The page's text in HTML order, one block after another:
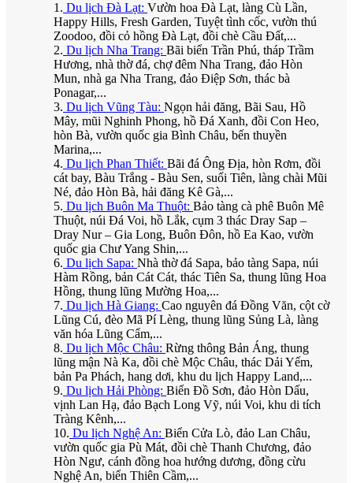
1. Du lịch Đà Lạt: Vườn hoa Đà Lạt, làng Cù Lần,
Happy Hills, Fresh Garden, Tuyệt tình cốc, vườn thú
Zoodoo, đồi cỏ hồng Đà Lạt, đồi chè Cầu Đất,...
2. Du lịch Nha Trang: Bãi biển Trần Phú, tháp Trầm
Hương, nhà thờ đá, chợ đêm Nha Trang, đảo Hòn
Mun, nhà ga Nha Trang, đảo Điệp Sơn, thác bà
Ponagar,...
3. Du lịch Vũng Tàu: Ngọn hải đăng, Bãi Sau, Hồ
Mây, mũi Nghinh Phong, hồ Đá Xanh, đồi Con Heo,
hòn Bà, vườn quốc gia Bình Châu, bến thuyền
Marina,...
4. Du lịch Phan Thiết: Bãi đá Ông Địa, hòn Rơm, đồi
cát bay, Bàu Trắng - Bàu Sen, suối Tiên, làng chài Mũi
Né, đảo Hòn Bà, hải đăng Kê Gà,...
5. Du lịch Buôn Ma Thuột: Bảo tàng cà phê Buôn Mê
Thuột, núi Đá Voi, hồ Lắk, cụm 3 thác Dray Sap –
Dray Nur – Gia Long, Buôn Đôn, hồ Ea Kao, vườn
quốc gia Chư Yang Shin,...
6. Du lịch Sapa: Nhà thờ đá Sapa, bảo tàng Sapa, núi
Hàm Rồng, bản Cát Cát, thác Tiên Sa, thung lũng Hoa
Hồng, thung lũng Mường Hoa,...
7. Du lịch Hà Giang: Cao nguyên đá Đồng Văn, cột cờ
Lũng Cú, đèo Mã Pí Lèng, thung lũng Sủng Là, làng
văn hóa Lũng Cẩm,...
8. Du lịch Mộc Châu: Rừng thông Bản Áng, thung
lũng mận Nà Ka, đồi chè Mộc Châu, thác Dải Yếm,
bản Pa Phách, hang dơi, khu du lịch Happy Land,...
9. Du lịch Hải Phòng: Biển Đồ Sơn, đảo Hòn Dấu,
vịnh Lan Hạ, đảo Bạch Long Vỹ, núi Voi, khu di tích
Tràng Kênh,...
10. Du lịch Nghệ An: Biển Cửa Lò, đảo Lan Châu,
vườn quốc gia Pù Mát, đồi chè Thanh Chương, đảo
Hòn Ngư, cánh đồng hoa hướng dương, đồng cừu
Nghệ An, biển Thiên Cầm,...